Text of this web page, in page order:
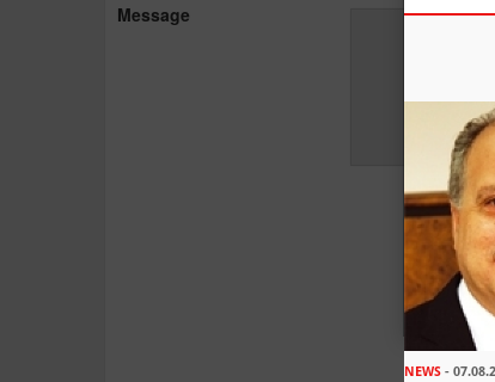
Message
NEWS -